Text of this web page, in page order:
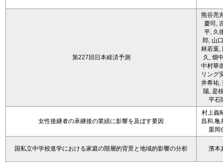
第227回日本経済予測
熊谷亮
慶司,
平, 久
郎, 山
林若葉,
久, 畑
中村華
リング
井希祐,
陽, 是
平石
女性後継者の承継後の業績に影響を及ぼす要因
村上義
昌和,亀
栗岡
国私立中学校進学における家庭の階層的背景と地域的影響の分析 濱本